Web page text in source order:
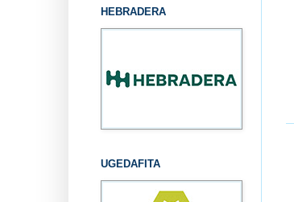
HEBRADERA
UGEDAFITA